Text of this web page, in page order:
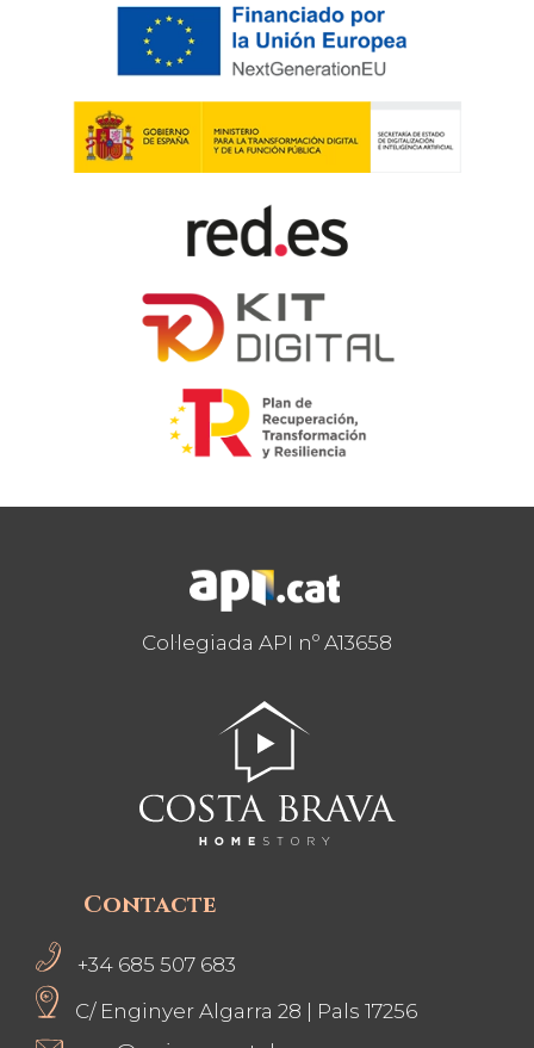
Col·legiada API nº A13658
Contacte
+34 685 507 683
C/ Enginyer Algarra 28
Pals 17256